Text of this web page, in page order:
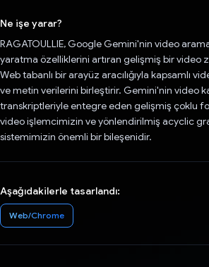
Ne işe yarar?
RAGATOULLIE, Google Gemini'nin video
yaratma özelliklerini artıran gelişmiş bir video
Web tabanlı bir arayüz aracılığıyla kapsamlı
ve metin verilerini birleştirir. Gemini'nin video
transkriptleriyle entegre eden gelişmiş çoklu
video işlemcimizin ve yönlendirilmiş acyclic
sistemimizin önemli bir bileşenidir.
Aşağıdakilerle tasarlandı:
Web/Chrome